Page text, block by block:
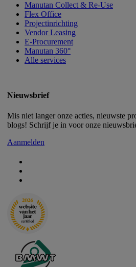
Manutan Collect & Re-Use
Flex Office
Projectinrichting
Vendor Leasing
E-Procurement
Manutan 360°
Alle services
Nieuwsbrief
Mis niet langer onze acties, nieuwste
blogs! Schrijf je in voor onze
Aanmelden